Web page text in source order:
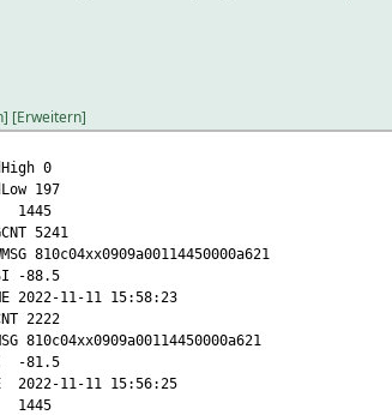
Erweitern
0
197
5241
810c04xx0909a00114450000a621
-88.5
2022-11-11 15:58:23
2222
810c04xx0909a00114450000a621
-81.5
2022-11-11 15:56:25